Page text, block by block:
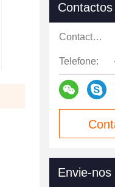
Contactos
Contactos:
Telefone:
Envie-nos